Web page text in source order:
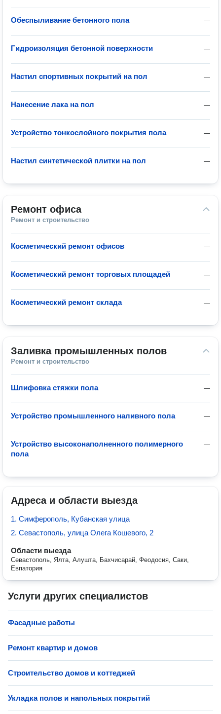
—
Обеспыливание бетонного пола
—
Гидроизоляция бетонной поверхности
—
Настил спортивных покрытий на пол
—
Нанесение лака на пол
—
Устройство тонкослойного покрытия пола
—
Настил синтетической плитки на пол
Ремонт офиса
Ремонт и строительство
—
Косметический ремонт офисов
—
Косметический ремонт торговых площадей
—
Косметический ремонт склада
Заливка промышленных полов
Ремонт и строительство
—
Шлифовка стяжки пола
—
Устройство промышленного наливного пола
—
Устройство высоконаполненного полимерного
пола
Адреса и области выезда
1. Симферополь, Кубанская улица
2. Севастополь, улица Олега Кошевого, 2
Области выезда
Севастополь, Ялта, Алушта, Бахчисарай, Феодосия, Саки,
Евпатория
Услуги других специалистов
Фасадные работы
Ремонт квартир и домов
Строительство домов и коттеджей
Укладка полов и напольных покрытий